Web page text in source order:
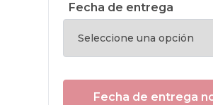
Fecha de entrega
Fecha de entrega